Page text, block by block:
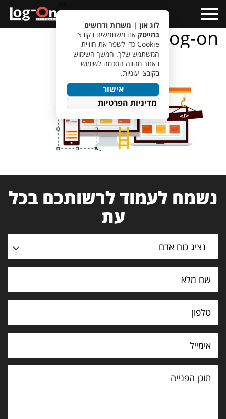
Menu
projects-log-on
נשמח לעמוד לרשותכם בכל
עת
נציג כוח אדם
תוכן
הפנייה
לוג און | משרות ודרושים
בהייטק אנו משתמשים בקובצי
Cookie כדי לשפר את חוויית
המשתמש שלך. המשך השימוש
באתר מהווה הסכמה לשימוש
בקובצי עוגיות.
אישור
מדיניות הפרטיות